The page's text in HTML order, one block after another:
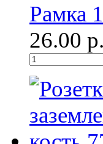
Рамка
26.00 р.